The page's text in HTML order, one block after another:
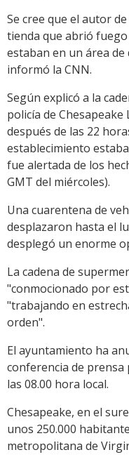
Se cree que el autor
tienda que abrió
estaban en un área de
informó la CNN.
Según explicó a la
policía de
después de las 22
establecimiento
fue alertada de los
GMT del miércoles).
Una cuarentena de
desplazaron hasta el
desplegó un enorme
La cadena de
"conmocionado por
"trabajando en
orden".
El ayuntamiento ha
conferencia de
las 08.00 hora local.
Chesapeake, en el
unos 250.000
metropolitana de